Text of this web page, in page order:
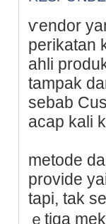
ѵendor
perikatan
ahli
tampak
sebab
acap kali
metode
provide
tapi, tak
ｅtiga